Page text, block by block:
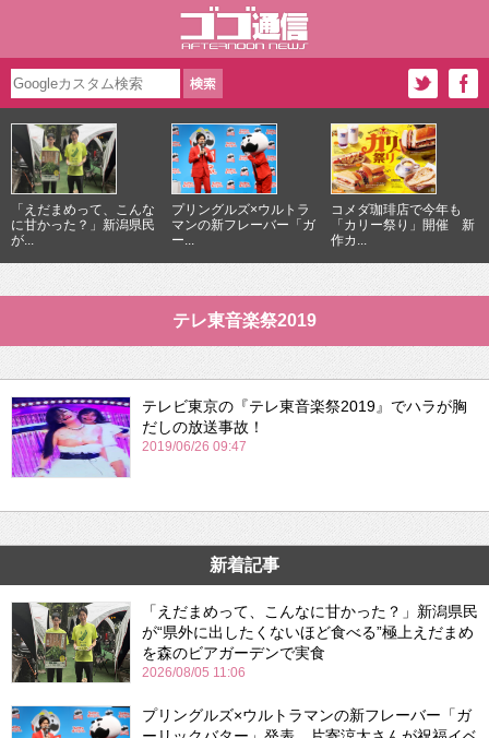
「えだまめって、こんな
に甘かった？」新潟県民
が...
プリングルズ×ウルトラ
マンの新フレーバー「ガ
ー...
コメダ珈琲店で今年も
「カリー祭り」開催 新
作カ...
テレ東音楽祭2019
テレビ東京の『テレ東音楽祭2019』でハラが胸
だしの放送事故！
2019/06/26 09:47
新着記事
「えだまめって、こんなに甘かった？」新潟県民
が“県外に出したくないほど食べる”極上えだまめ
を森のビアガーデンで実食
2026/08/05 11:06
プリングルズ×ウルトラマンの新フレーバー「ガ